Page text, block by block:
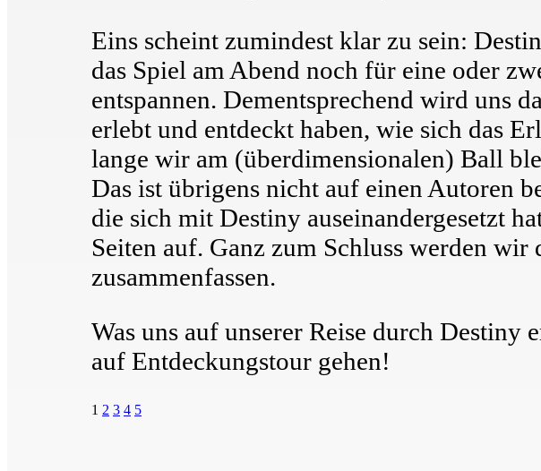
Eins scheint zumindest klar zu sein:
das Spiel am Abend noch für eine oder
entspannen. Dementsprechend wird uns
erlebt und entdeckt haben, wie sich das
lange wir am (überdimensionalen) Ball
Das ist übrigens nicht auf einen Autoren
die sich mit Destiny auseinandergesetzt
Seiten auf. Ganz zum Schluss werden
zusammenfassen.
Was uns auf unserer Reise durch
auf Entdeckungstour gehen!
1 2 3 4 5